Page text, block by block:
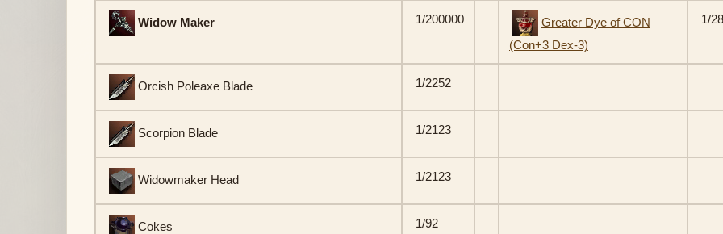
Widow Maker 1/200000
Greater Dye of CON
(Con+3 Dex-3)
1/
Orcish Poleaxe Blade 1/2252
Scorpion Blade 1/2123
Widowmaker Head 1/2123
Cokes 1/92